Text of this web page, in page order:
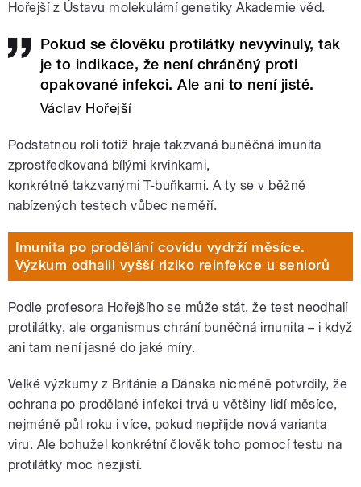
Hořejší z Ústavu molekulární genetiky Akademie věd.
Pokud se člověku protilátky nevyvinuly, tak
je to indikace, že není chráněný proti
opakované infekci. Ale ani to není jisté.
Václav Hořejší
Podstatnou roli totiž hraje takzvaná buněčná imunita
zprostředkovaná bílými krvinkami,
konkrétně takzvanými T-buňkami. A ty se v běžně
nabízených testech vůbec neměří.
Imunita po prodělání covidu vydrží měsíce.
Výzkum odhalil vyšší riziko reinfekce u seniorů
Podle profesora Hořejšího se může stát, že test neodhalí
protilátky, ale organismus chrání buněčná imunita – i když
ani tam není jasné do jaké míry.
Velké výzkumy z Británie a Dánska nicméně potvrdily, že
ochrana po prodělané infekci trvá u většiny lidí měsíce,
nejméně půl roku i více, pokud nepřijde nová varianta
viru. Ale bohužel konkrétní člověk toho pomocí testu na
protilátky moc nezjistí.